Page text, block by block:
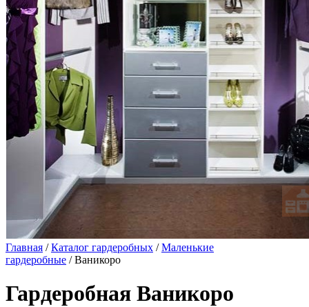
Главная /Каталог гардеробных /Маленькие
гардеробные / Ваникоро
Гардеробная Ваникоро